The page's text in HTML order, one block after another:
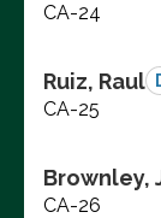
CA-24
Ruiz, Raul
CA-25
Brownley,
CA-26